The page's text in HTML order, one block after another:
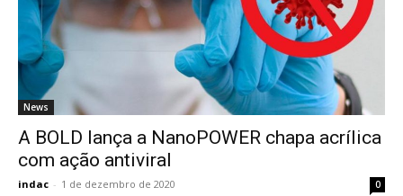
News
A BOLD lança a NanoPOWER chapa acrílica
com ação antiviral
indac - 1 de dezembro de 2020 0